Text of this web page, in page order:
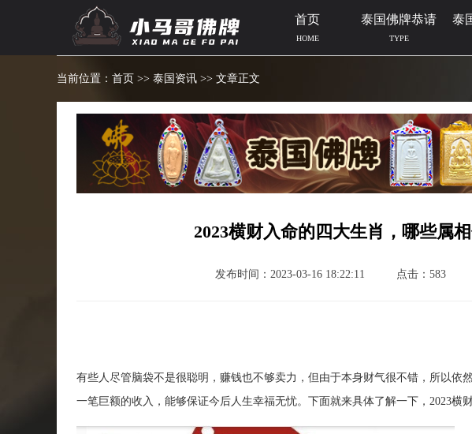
首页
HOME
泰国佛牌恭请
TYPE
泰
当前位置： 首页 >> 泰国资讯 >> 文章正文
2023横财入命的四大生肖，哪些属
发布时间：2023-03-16 18:22:11 点击：583
有些人尽管脑袋不是很聪明，赚钱也不够卖力，但由于本身财气很不错，所以依
一笔巨额的收入，能够保证今后人生幸福无忧。下面就来具体了解一下，2023横